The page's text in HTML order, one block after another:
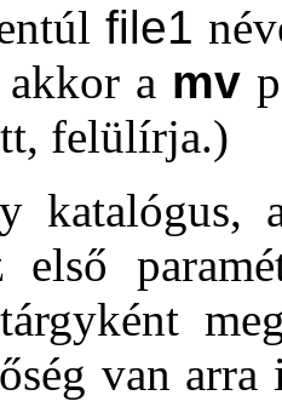
file1
a mv
felülírja.)
első
van